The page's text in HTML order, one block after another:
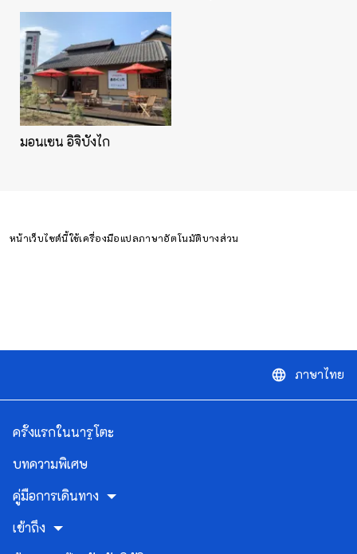
มอนเซน อิจิบังไก
หน้าเว็บไซต์นี้ใช้เครื่องมือแปลภาษาอัตโนมัติบางส่วน
language ภาษาไทย
ครั้งแรกในนารูโตะ
บทความพิเศษ
คู่มือการเดินทาง
เข้าถึง